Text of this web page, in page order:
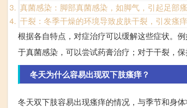
真菌感染：脚部真菌感染，如脚气，引起足部瘙
干裂：冬季干燥的环境导致皮肤干裂，引发瘙痒
根据各自特点，对症治疗可以缓解这些症状。
于真菌感染，可以尝试药膏治疗；对于干裂，保
冬天为什么容易出现双下肢瘙痒？
冬天双下肢容易出现瘙痒的情况，与季节和身